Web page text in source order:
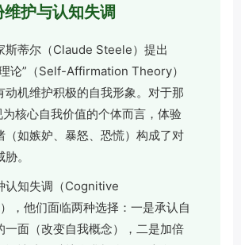
维护与认知失调
斯蒂尔（Claude Steele）提出
论”（Self-Affirmation Theory）
动机维护积极的自我形象。对于那
为核心自我价值的个体而言，体验
（如嫉妒、暴怒、恐慌）构成了对
。
认知失调（Cognitive
，他们面临两种选择：一是承认自
一面（改变自我概念），二是加倍